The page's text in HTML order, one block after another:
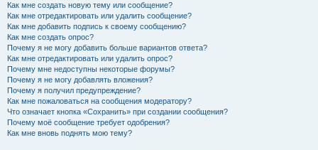
Как мне создать новую тему или сообщение?
Как мне отредактировать или удалить сообщение?
Как мне добавить подпись к своему сообщению?
Как мне создать опрос?
Почему я не могу добавить больше вариантов ответа?
Как мне отредактировать или удалить опрос?
Почему мне недоступны некоторые форумы?
Почему я не могу добавлять вложения?
Почему я получил предупреждение?
Как мне пожаловаться на сообщения модератору?
Что означает кнопка «Сохранить» при создании сообщения?
Почему моё сообщение требует одобрения?
Как мне вновь поднять мою тему?